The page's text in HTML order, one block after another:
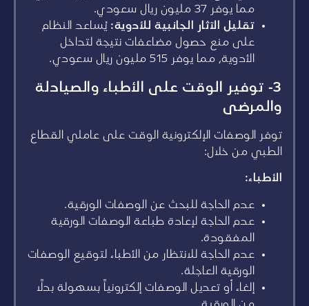
مما يوفر 37 مليون ريال سعودي.
تقليل الآثار الجانبية للأدوية: يُساعد النظام
على منع حصول مضاعفات نتيجة لتداخل
الأدوية، مما يوفر 515 مليون ريال سعودي.
3- توفير الوقت على الأطباء والصيادلة
والمرضى
توفر الوصفات الإلكترونية الوقت على عاملي القطاع
الطبي من خلال:
الأطباء:
عدم الحاجة للبحث عن الوصفات الورقية.
عدم الحاجة لإعادة طباعة الوصفات الورقية
المفقودة.
عدم الحاجة للانتظار من الأطباء لتوقيع الوصفات
الورقية العاجلة.
إلغاء أو تعديل الوصفات إلكترونياً بسهولة بدلاً